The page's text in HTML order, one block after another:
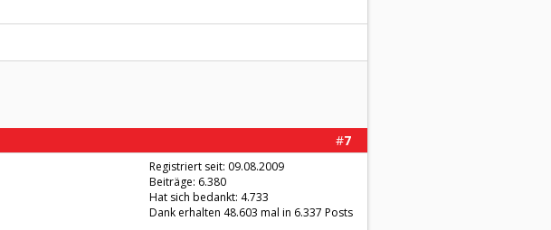
#7
Registriert seit: 09.08.2009
Beiträge: 6.380
Hat sich bedankt: 4.733
Dank erhalten 48.603 mal in 6.337 Posts